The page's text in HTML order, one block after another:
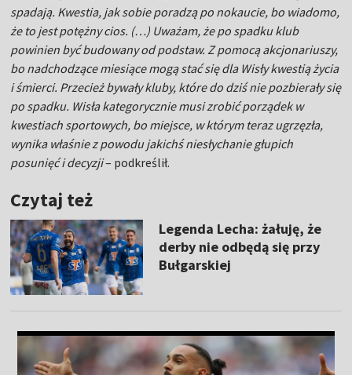
spadają. Kwestia, jak sobie poradzą po nokaucie, bo wiadomo,
że to jest potężny cios. (…) Uważam, że po spadku klub
powinien być budowany od podstaw. Z pomocą akcjonariuszy,
bo nadchodzące miesiące mogą stać się dla Wisły kwestią życia
i śmierci. Przecież bywały kluby, które do dziś nie pozbierały się
po spadku. Wisła kategorycznie musi zrobić porządek w
kwestiach sportowych, bo miejsce, w którym teraz ugrzęzła,
wynika właśnie z powodu jakichś niesłychanie głupich
posunięć i decyzji– podkreślił.
Czytaj też
Legenda Lecha: żałuję, że
derby nie odbędą się przy
Bułgarskiej